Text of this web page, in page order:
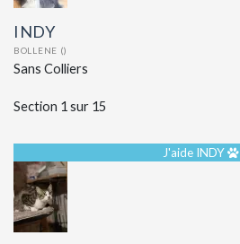
INDY
BOLLENE ()
Sans Colliers
Section 1 sur 15
J'aide INDY